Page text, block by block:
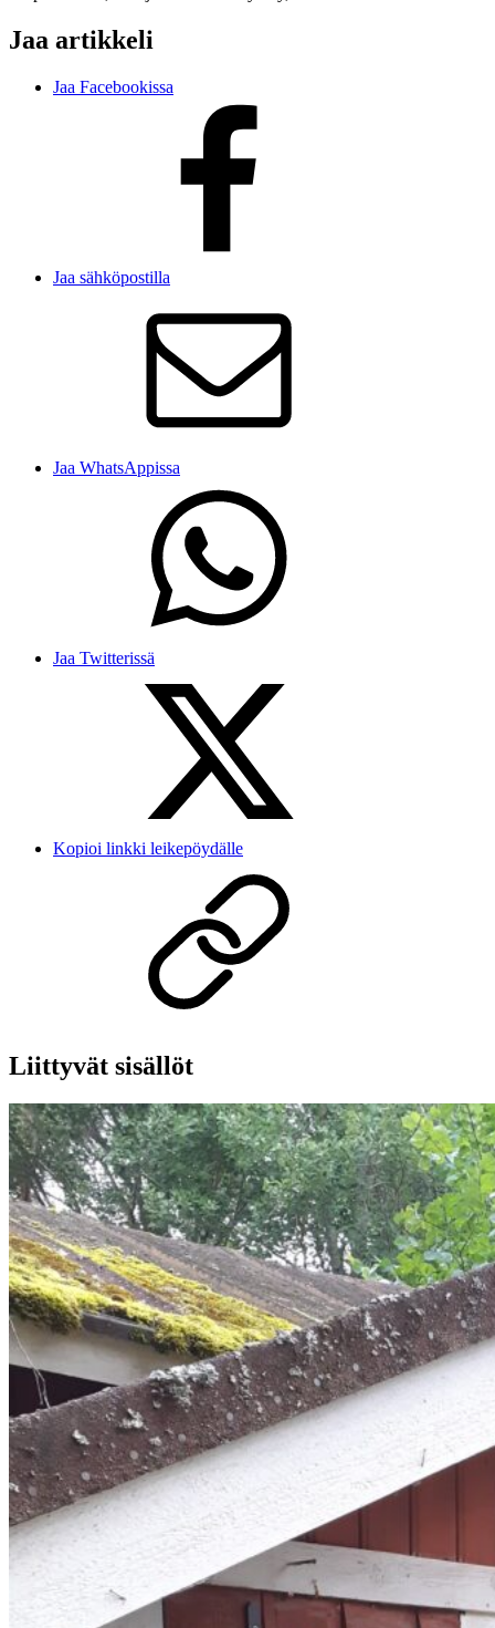
Jaa artikkeli
Jaa Facebookissa
Jaa sähköpostilla
Jaa WhatsAppissa
Jaa Twitterissä
Kopioi linkki leikepöydälle
Liittyvät sisällöt